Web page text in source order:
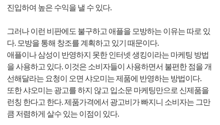
진입하여 높은 수익을 낼 수 있다.
그러나 이런 비판에도 불구하고 애플을 모방하는 이유는 따로 있
다. 모방을 통해 창조를 계획하고 있기 때문이다.
애플이나 삼성이 반영하지 못한 인터넷 생킹이라는 마케팅 방법
을 사용하고 있다. 이것은 소비자들이 사용하면서 불편한 점을 개
선해달라는 요청이 오면 샤오미는 제품에 반영하는 방법이다.
또한 샤오미는 광고를 하지 않고 입소문 마케팅만으로 신제품을
런칭 한다고 한다. 제품가격에서 광고비가 빠지니 소비자는 그만
큼 저렴하게 살수 있는 이점이 있다.